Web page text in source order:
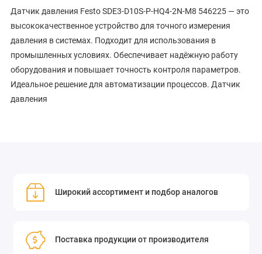
Датчик давления Festo SDE3-D10S-P-HQ4-2N-M8 546225 — это
высококачественное устройство для точного измерения
давления в системах. Подходит для использования в
промышленных условиях. Обеспечивает надёжную работу
оборудования и повышает точность контроля параметров.
Идеальное решение для автоматизации процессов. Датчик
давления
Широкий ассортимент и подбор аналогов
Поставка продукции от производителя